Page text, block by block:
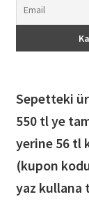
Sepetteki
550 tl ye
yerine 56 tl
(kupon
yaz